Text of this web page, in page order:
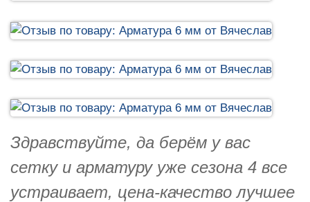
Здравствуйте, да берём у вас
сетку и арматуру уже сезона 4 все
устраивает, цена-качество лучшее